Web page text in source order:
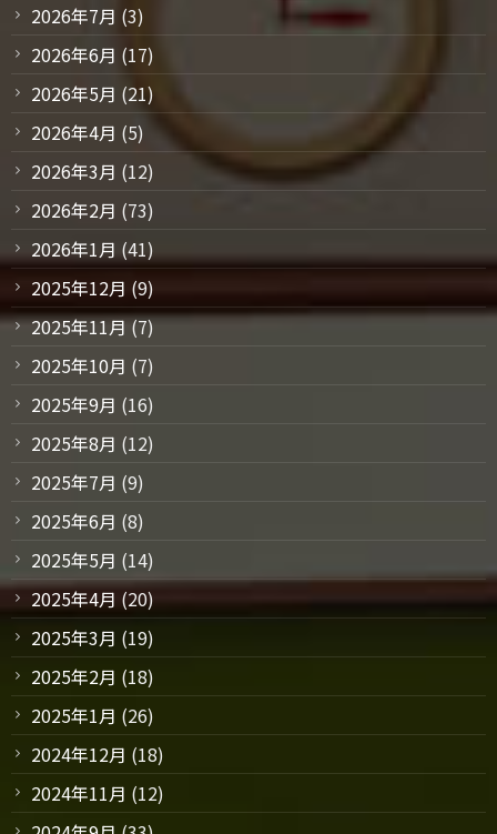
2026年7月 (3)
2026年6月 (17)
2026年5月 (21)
2026年4月 (5)
2026年3月 (12)
2026年2月 (73)
2026年1月 (41)
2025年12月 (9)
2025年11月(7)
2025年10月 (7)
2025年9月 (16)
2025年8月 (12)
2025年7月 (9)
2025年6月 (8)
2025年5月 (14)
2025年4月 (20)
2025年3月 (19)
2025年2月 (18)
2025年1月 (26)
2024年12月 (18)
2024年11月 (12)